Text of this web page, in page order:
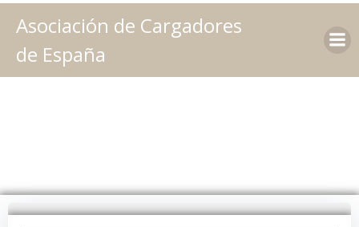
Saltar
al
Asociación de Cargadores
de España